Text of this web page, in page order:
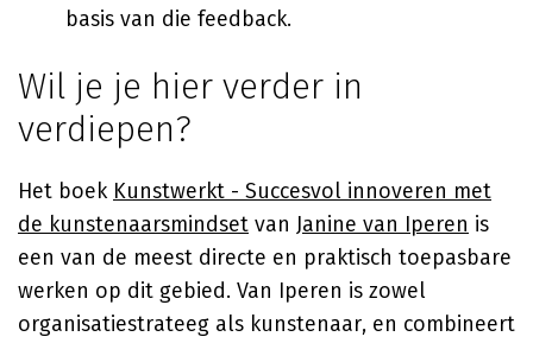
basis van die feedback.
Wil je je hier verder in
verdiepen?
Het boek Kunstwerkt - Succesvol innoveren met
de kunstenaarsmindset van Janine van Iperen is
een van de meest directe en praktisch toepasbare
werken op dit gebied. Van Iperen is zowel
organisatiestrateeg als kunstenaar, en combineert